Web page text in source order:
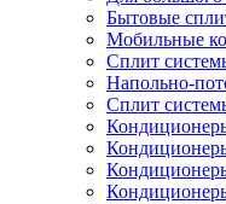
Бытовые
Мобильные
Сплит
Напольно-
Сплит